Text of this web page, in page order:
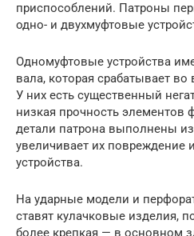
приспособлений. Патроны
одно- и двухмуфтовые
Одномуфтовые устройства
вала, которая срабатывает
У них есть существенный
низкая прочность элементов
детали патрона выполнены
увеличивает их повреждение
устройства.
На ударные модели и
ставят кулачковые изделия,
более крепкая — в основном